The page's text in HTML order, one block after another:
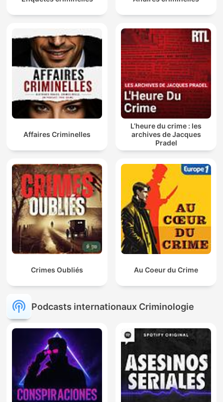
Affaires Criminelles
L’heure du crime : les
archives de Jacques
Pradel
Crimes Oubliés Au Coeur du Crime
Podcasts internationaux Criminologie